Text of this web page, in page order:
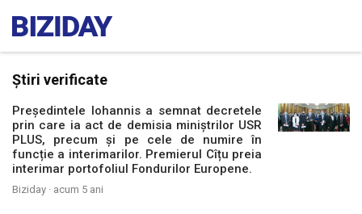
Știri verificate
Președintele Iohannis a semnat decretele
prin care ia act de demisia miniștrilor USR
PLUS, precum și pe cele de numire în
funcție a interimarilor. Premierul Cîțu preia
interimar portofoliul Fondurilor Europene.
Biziday · acum 5 ani